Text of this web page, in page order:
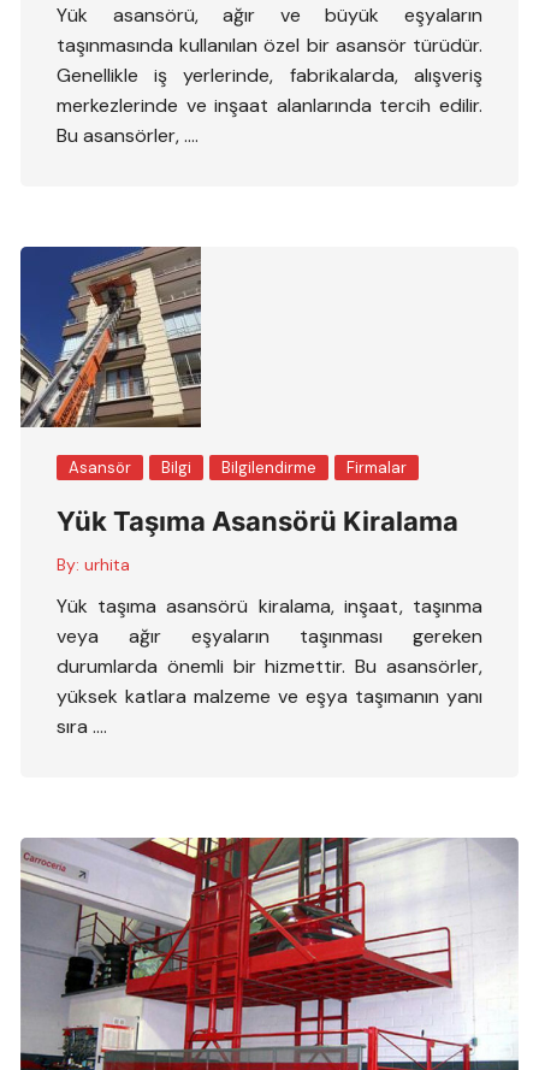
Yük asansörü, ağır ve büyük eşyaların
taşınmasında kullanılan özel bir asansör türüdür.
Genellikle iş yerlerinde, fabrikalarda, alışveriş
merkezlerinde ve inşaat alanlarında tercih edilir.
Bu asansörler, ….
Asansör Bilgi Bilgilendirme Firmalar
Yük Taşıma Asansörü Kiralama
By: urhita
Yük taşıma asansörü kiralama, inşaat, taşınma
veya ağır eşyaların taşınması gereken
durumlarda önemli bir hizmettir. Bu asansörler,
yüksek katlara malzeme ve eşya taşımanın yanı
sıra ….